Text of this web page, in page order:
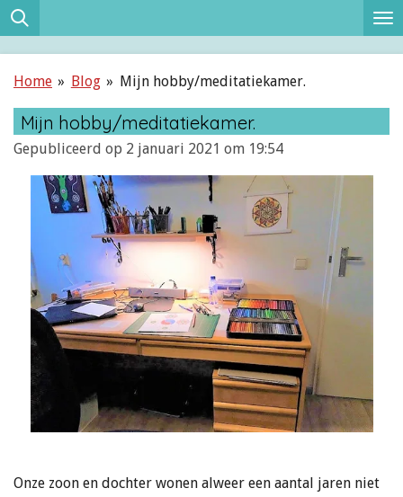
Ga
de
hoofdinhoud
Home » Blog » Mijn hobby/meditatiekamer.
Mijn hobby/meditatiekamer.
Gepubliceerd op 2 januari 2021 om 19:54
Onze zoon en dochter wonen alweer een aantal jaren niet